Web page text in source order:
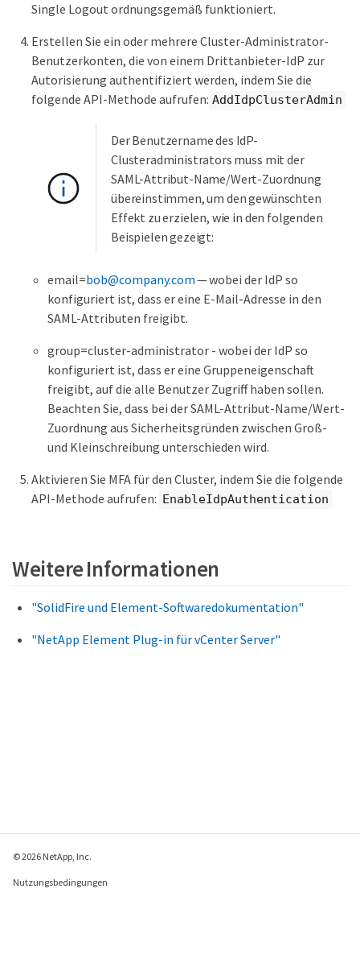
Single Logout ordnungsgemäß funktioniert.
Erstellen Sie ein oder mehrere Cluster-Administrator-
Benutzerkonten, die von einem Drittanbieter-IdP zur
Autorisierung authentifiziert werden, indem Sie die
folgende API-Methode aufrufen: AddIdpClusterAdmin
Der Benutzername des IdP-
Clusteradministrators muss mit der
SAML-Attribut-Name/Wert-Zuordnung
übereinstimmen, um den gewünschten
Effekt zu erzielen, wie in den folgenden
Beispielen gezeigt:
email=bob@company.com— wobei der IdP so
konfiguriert ist, dass er eine E-Mail-Adresse in den
SAML-Attributen freigibt.
group=cluster-administrator - wobei der IdP so
konfiguriert ist, dass er eine Gruppeneigenschaft
freigibt, auf die alle Benutzer Zugriff haben sollen.
Beachten Sie, dass bei der SAML-Attribut-Name/Wert-
Zuordnung aus Sicherheitsgründen zwischen Groß-
und Kleinschreibung unterschieden wird.
Aktivieren Sie MFA für den Cluster, indem Sie die folgende
API-Methode aufrufen: EnableIdpAuthentication
Weitere Informationen
"SolidFire und Element-Softwaredokumentation"
"NetApp Element Plug-in für vCenter Server"
© 2026 NetApp, Inc.
Nutzungsbedingungen